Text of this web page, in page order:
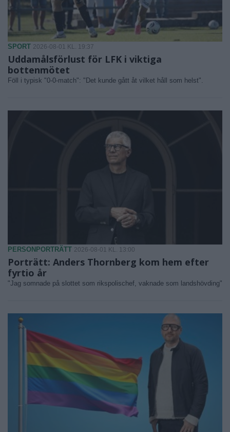
SPORT 2026-08-01 KL. 19:37
Uddamålsförlust för LFK i viktiga
bottenmötet
Föll i typisk "0-0-match": "Det kunde gått åt vilket håll som helst".
PERSONPORTRÄTT 2026-08-01 KL. 13:00
Porträtt: Anders Thornberg kom hem efter
fyrtio år
"Jag somnade på slottet som rikspolischef, vaknade som landshövding"